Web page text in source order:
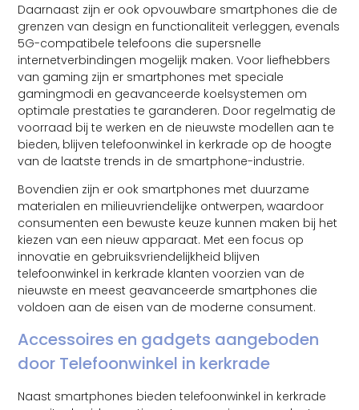
Daarnaast zijn er ook opvouwbare smartphones die de
grenzen van design en functionaliteit verleggen, evenals
5G-compatibele telefoons die supersnelle
internetverbindingen mogelijk maken. Voor liefhebbers
van gaming zijn er smartphones met speciale
gamingmodi en geavanceerde koelsystemen om
optimale prestaties te garanderen. Door regelmatig de
voorraad bij te werken en de nieuwste modellen aan te
bieden, blijven telefoonwinkel in kerkrade op de hoogte
van de laatste trends in de smartphone-industrie.
Bovendien zijn er ook smartphones met duurzame
materialen en milieuvriendelijke ontwerpen, waardoor
consumenten een bewuste keuze kunnen maken bij het
kiezen van een nieuw apparaat. Met een focus op
innovatie en gebruiksvriendelijkheid blijven
telefoonwinkel in kerkrade klanten voorzien van de
nieuwste en meest geavanceerde smartphones die
voldoen aan de eisen van de moderne consument.
Accessoires en gadgets aangeboden
door Telefoonwinkel in kerkrade
Naast smartphones bieden telefoonwinkel in kerkrade